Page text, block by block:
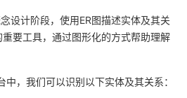
设计阶段，使用ER图描述实体及其关
要工具，通过图形化的方式帮助理解
中，我们可以识别以下实体及其关系：